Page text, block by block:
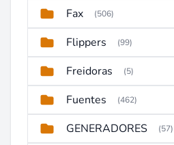
Fax (506)
Flippers (99)
Freidoras (5)
Fuentes (462)
GENERADORES (57)